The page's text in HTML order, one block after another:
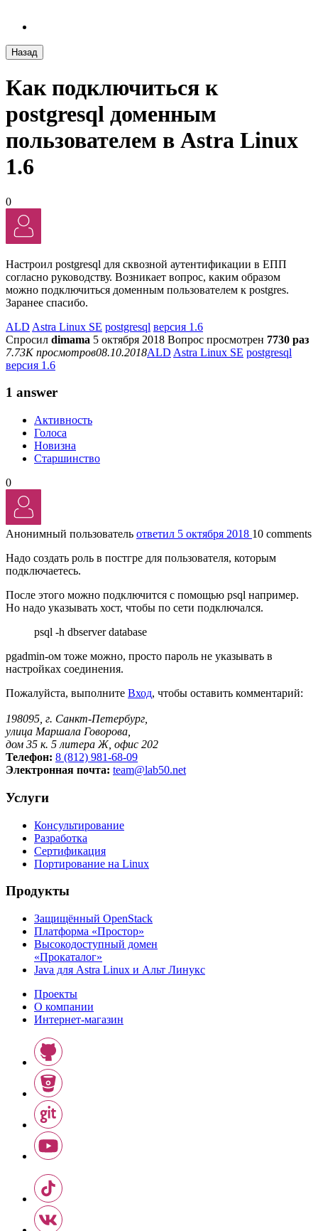
Назад
Как подключиться к
postgresql доменным
пользователем в Astra Linux
1.6
0
Настроил postgresql для сквозной аутентификации в ЕПП
согласно руководству. Возникает вопрос, каким образом
можно подключиться доменным пользователем к postgres.
Заранее спасибо.
ALD Astra Linux SE postgresql версия 1.6
Спросил dimama 5 октября 2018 Вопрос просмотрен 7730 раз
7.73K просмотров08.10.2018ALD Astra Linux SE postgresql
версия 1.6
1 answer
Активность
Голоса
Новизна
Старшинство
0
Анонимный пользователь ответил 5 октября 2018 10 comments
Надо создать роль в постгре для пользователя, которым
подключаетесь.
После этого можно подключится c помощью psql например.
Но надо указывать хост, чтобы по сети подключался.
psql -h dbserver database
pgadmin-ом тоже можно, просто пароль не указывать в
настройках соединения.
Пожалуйста, выполните Вход, чтобы оставить комментарий:
198095, г. Санкт-Петербург,
улица Маршала Говорова,
дом 35 к. 5 литера Ж, офис 202
Телефон: 8 (812) 981-68-09
Электронная почта: team@lab50.net
Услуги
Консультирование
Разработка
Сертификация
Портирование на Linux
Продукты
Защищённый OpenStack
Платформа «Простор»
Высокодоступный домен
«Прокаталог»
Java для Astra Linux и Альт Линукс
Проекты
О компании
Интернет-магазин